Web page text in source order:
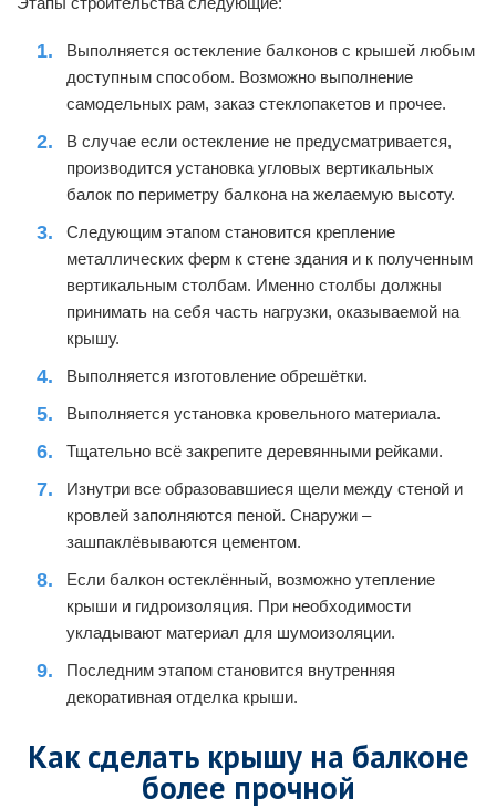
Выполняется остекление балконов с крышей любым
доступным способом. Возможно выполнение
самодельных рам, заказ стеклопакетов и прочее.
В случае если остекление не предусматривается,
производится установка угловых вертикальных
балок по периметру балкона на желаемую высоту.
Следующим этапом становится крепление
металлических ферм к стене здания и к полученным
вертикальным столбам. Именно столбы должны
принимать на себя часть нагрузки, оказываемой на
крышу.
Выполняется изготовление обрешётки.
Выполняется установка кровельного материала.
Тщательно всё закрепите деревянными рейками.
Изнутри все образовавшиеся щели между стеной и
кровлей заполняются пеной. Снаружи –
зашпаклёвываются цементом.
Если балкон остеклённый, возможно утепление
крыши и гидроизоляция. При необходимости
укладывают материал для шумоизоляции.
Последним этапом становится внутренняя
декоративная отделка крыши.
Как сделать крышу на балконе
более прочной